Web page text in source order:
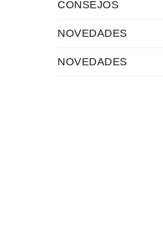
CONSEJOS
NOVEDADES
NOVEDADES